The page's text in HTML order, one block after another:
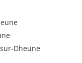
Dheune